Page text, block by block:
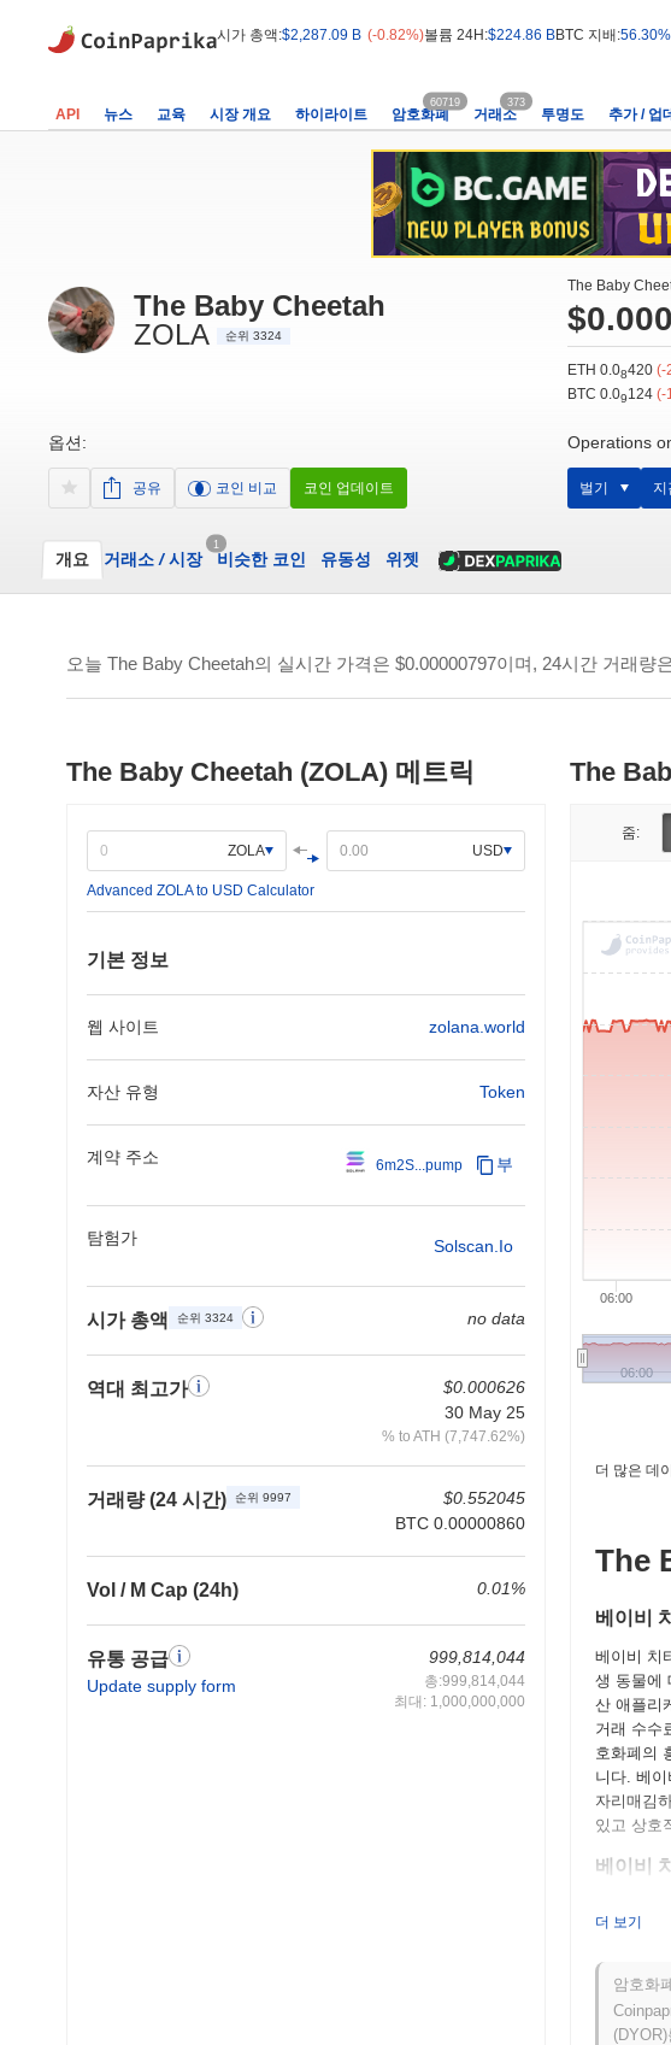
시가 총액:$2,287.09 B (-0.82%)볼륨 24H:$224.86 BBTC 지배:56.30%
API 뉴스 교육 시장 개요 하이라이트 암호화폐
60719
거래소
373
투명도 추가 / 업
The Baby Cheetah
ZOLA
순위 3324
옵션:
공유 코인 비교 코인 업데이트
The Baby
ETH 0.08420(-
BTC 0.09124(-
Operations
벌기 지
개요 거래소 /시장
1
비슷한 코인 유동성 위젯
오늘 The Baby Cheetah의 실시간 가격은 $0.00000797이며, 24시간 거래량
The Baby Cheetah (ZOLA) 메트릭
ZOLA USD
Advanced ZOLA to USD Calculator
기본 정보
웹 사이트 zolana.world
자산 유형 Token
계약 주소 6m2S...pump 부
탐험가 Solscan.io
시가 총액 순위 3324 no data
역대 최고가
$0.000626
30 May 25
% to ATH (7,747.62%)
거래량 (24 시간) 순위 9997
$0.552045
BTC 0.00000860
Vol / M Cap (24h) 0.01%
유통 공급
Update supply form
999,814,044
총:999,814,044
최대: 1,000,000,000
The
줌:
06:00
06:00
더 많은 데
The
베이비
베이비 치
생 동물에
산 애플리
거래 수수
호화폐의
니다. 베
자리매김
있고 상호
베이비
2021년 6
두었으며
모델을
폐 공간
더 보기
암호화